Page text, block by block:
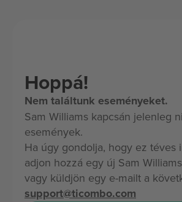
Hoppá!
Nem találtunk eseményeket.
Sam Williams kapcsán jelenleg
események.
Ha úgy gondolja, hogy ez téves
adjon hozzá egy új Sam
vagy küldjön egy e-mailt a
support@ticombo.com